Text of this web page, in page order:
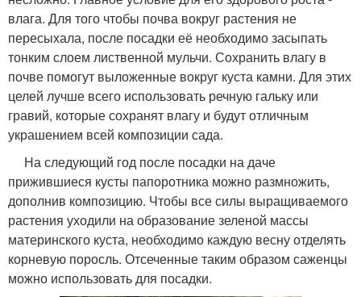
влага. Для того чтобы почва вокруг растения не
пересыхала, после посадки её необходимо засыпать
тонким слоем лиственной мульчи. Сохранить влагу в
почве помогут выложенные вокруг куста камни. Для этих
целей лучше всего использовать речную гальку или
гравий, которые сохранят влагу и будут отличным
украшением всей композиции сада.
На следующий год после посадки на даче
прижившиеся кусты папоротника можно размножить,
дополнив композицию. Чтобы все силы выращиваемого
растения уходили на образование зеленой массы
материнского куста, необходимо каждую весну отделять
корневую поросль. Отсеченные таким образом саженцы
можно использовать для посадки.